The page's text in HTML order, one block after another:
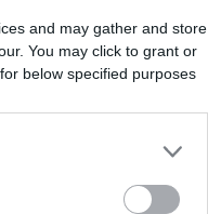
and may gather and store
You may click to grant or
below specified purposes